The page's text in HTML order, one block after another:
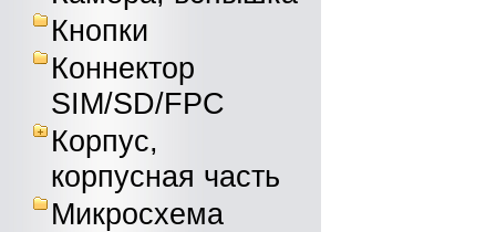
Кнопки
Коннектор
SIM/SD/FPC
Корпус,
корпусная часть
Микросхема